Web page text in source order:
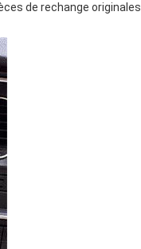
de rechange originales